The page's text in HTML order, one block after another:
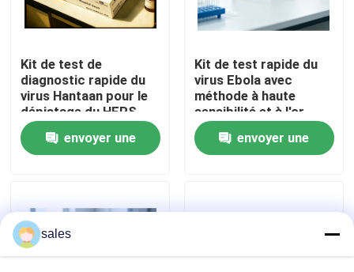
Contrôle qualité
Contactez-nous
Nouvelles
VR Show
Kit de test de
diagnostic rapide du
virus Hantaan pour le
dépistage du HFRS
envoyer une
Kit de test rapide du
virus Ebola avec
méthode à haute
sensibilité et à l'or
colloïdal pour des
résultats de 15
minutes
envoyer une
sales